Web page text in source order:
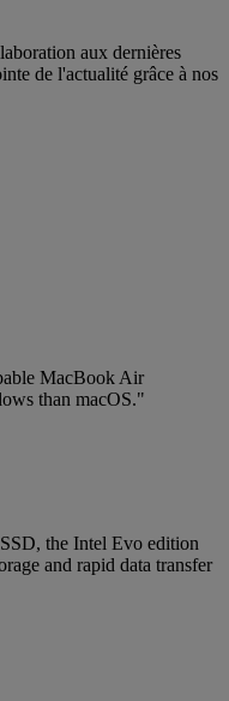
aux dernières
de l'actualité grâce à nos
MacBook Air
than macOS."
the Intel Evo edition
and rapid data transfer